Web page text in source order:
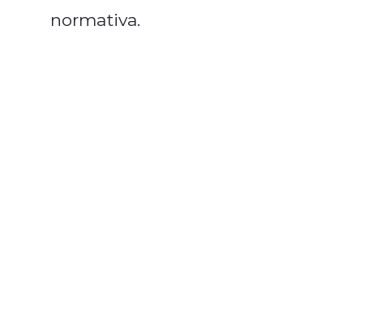
normativa.